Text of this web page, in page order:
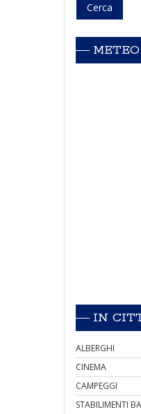
IN
ALBERGHI
CINEMA
CAMPEGGI
STABILIMENTI